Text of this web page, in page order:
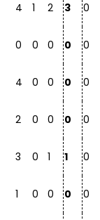
4 1 2 3 0
0 0 0 0 0
4 0 0 0 0
2 0 0 0 0
3 0 1 1 0
1 0 0 0 0